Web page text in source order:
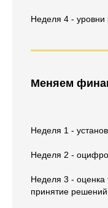
Неделя 4 - уровни
Меняем
Неделя 1 -
Неделя 2 -
Неделя 3 - оценка
принятие решений